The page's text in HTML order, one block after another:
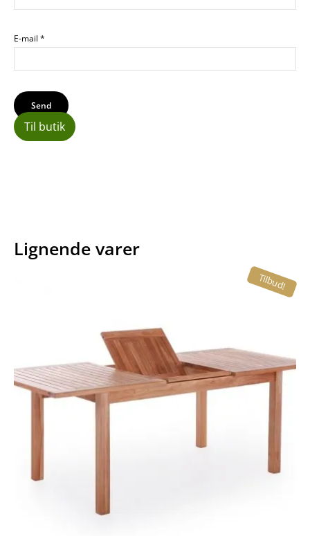
E-mail *
Til butik
Lignende varer
Tilbud!